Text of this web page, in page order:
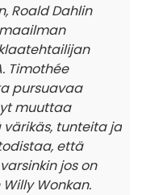
Roald Dahlin
Timothée
pursuavaa
muuttaa
tunteita ja
että
jos on
Wonkan.